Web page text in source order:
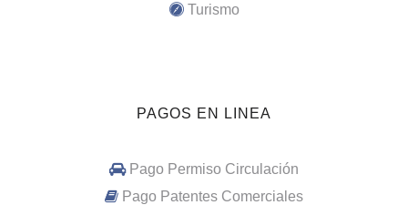
Turismo
PAGOS EN LINEA
Pago Permiso Circulación
Pago Patentes Comerciales